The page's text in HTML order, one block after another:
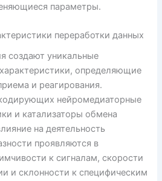
параметры.
переработки данных
создают уникальные
определяющие
и реагирования.
нейромедиаторные
и катализаторы обмена
на деятельность
проявляются в
к сигналам, скорости
и склонности к специфическим